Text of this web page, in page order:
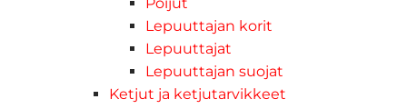
Lepuuttajan korit
Lepuuttajat
Lepuuttajan suojat
Ketjut ja ketjutarvikkeet